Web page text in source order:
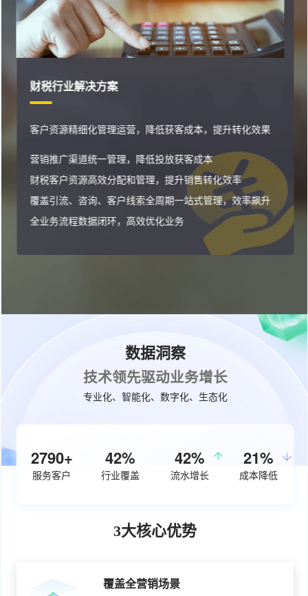
财税行业解决方案
客户资源精细化管理运营，降低获客成本，提升转化效果
营销推广渠道统一管理，降低投放获客成本
财税客户资源高效分配和管理，提升销售转化效率
覆盖引流、咨询、客户线索全周期一站式管理，效率飙升
全业务流程数据闭环，高效优化业务
数据洞察
技术领先驱动业务增长
专业化、智能化、数字化、生态化
3640+
服务客户
54%
行业覆盖
50%
流水增长
27%
成本降低
3大核心优势
覆盖全营销场景